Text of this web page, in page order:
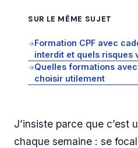
SUR LE MÊME SUJET
→Formation CPF avec
interdit et quels risques
→Quelles formations
choisir utilement
J’insiste parce que c’est
chaque semaine : se